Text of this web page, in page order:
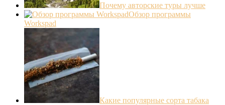
Почему авторские туры лучше
Обзор программы
Workspad
Какие популярные сорта табака